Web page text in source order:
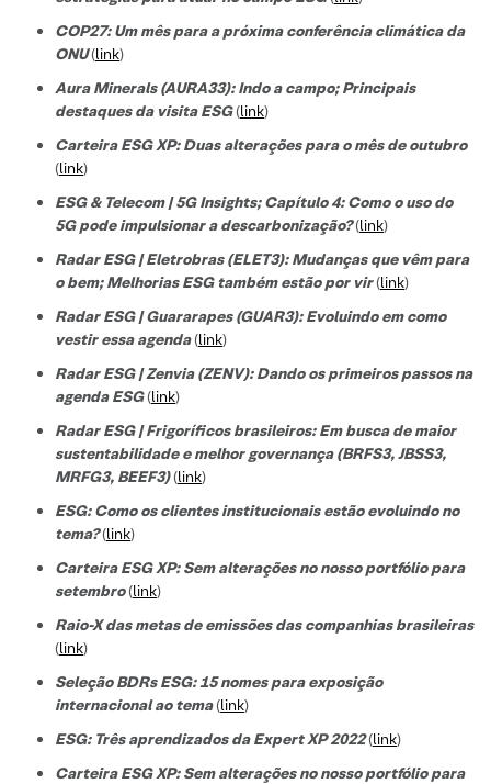
COP27: Um mês para a próxima conferência climática da
ONU(link)
Aura Minerals (AURA33): Indo a campo; Principais
destaques da visita ESG(link)
Carteira ESG XP: Duas alterações para o mês de outubro
(link)
ESG & Telecom | 5G Insights; Capítulo 4: Como o uso do
5G pode impulsionar a descarbonização?(link)
Radar ESG | Eletrobras (ELET3): Mudanças que vêm para
o bem; Melhorias ESG também estão por vir(link)
Radar ESG | Guararapes (GUAR3): Evoluindo em como
vestir essa agenda(link)
Radar ESG | Zenvia (ZENV): Dando os primeiros passos na
agenda ESG(link)
Radar ESG | Frigoríficos brasileiros: Em busca de maior
sustentabilidade e melhor governança (BRFS3, JBSS3,
MRFG3, BEEF3)(link)
ESG: Como os clientes institucionais estão evoluindo no
tema?(link)
Carteira ESG XP: Sem alterações no nosso portfólio para
setembro(link)
Raio-X das metas de emissões das companhias brasileiras
(link)
Seleção BDRs ESG​: 15 nomes para exposição
internacional ao tema(link)
ESG: Três aprendizados da Expert XP 2022(link)
Carteira ESG XP: Sem alterações no nosso portfólio para